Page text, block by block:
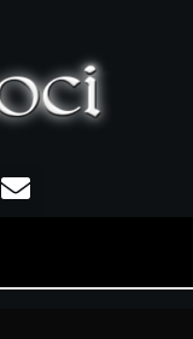
Email